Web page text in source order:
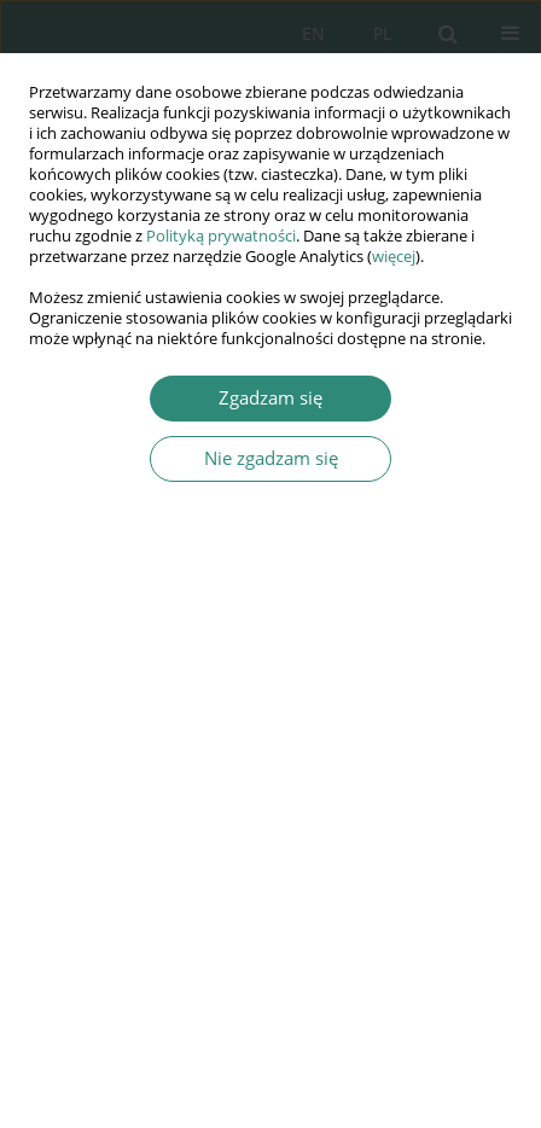
Przetwarzamy dane osobowe zbierane podczas odwiedzania
serwisu. Realizacja funkcji pozyskiwania informacji o użytkownikach
i ich zachowaniu odbywa się poprzez dobrowolnie wprowadzone w
formularzach informacje oraz zapisywanie w urządzeniach
końcowych plików cookies (tzw. ciasteczka). Dane, w tym pliki
cookies, wykorzystywane są w celu realizacji usług, zapewnienia
wygodnego korzystania ze strony oraz w celu monitorowania
ruchu zgodnie z Polityką prywatności. Dane są także zbierane i
przetwarzane przez narzędzie Google Analytics (więcej).
Możesz zmienić ustawienia cookies w swojej przeglądarce.
Ograniczenie stosowania plików cookies w konfiguracji przeglądarki
może wpłynąć na niektóre funkcjonalności dostępne na stronie.
Zgadzam się
Nie zgadzam się
PL
EN
Wydawnictwo
AWSGE
Akademia Nauk Stosowanych
WSGE
im. Alcide De Gasperi
Jaroslav Ušiak
Strategy in Visegrad Group’s Countries